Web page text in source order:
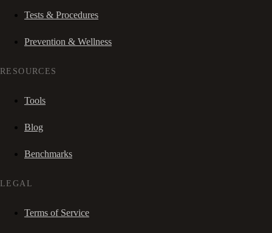
Tests & Procedures
Prevention & Wellness
RESOURCES
Tools
Blog
Benchmarks
LEGAL
Terms of Service